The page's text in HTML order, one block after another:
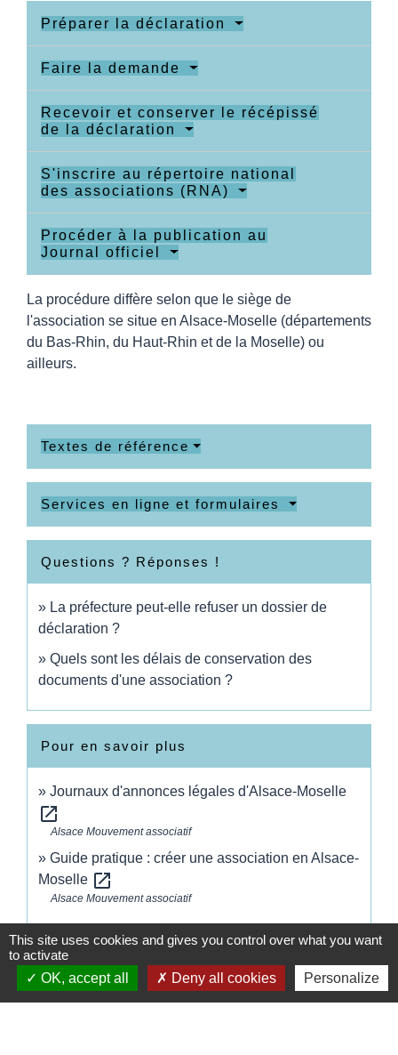
Préparer la déclaration
Faire la demande
Recevoir et conserver le récépissé
de la déclaration
S'inscrire au répertoire national
des associations (RNA)
Procéder à la publication au
Journal officiel
La procédure diffère selon que le siège de
l'association se situe en Alsace-Moselle (départements
du Bas-Rhin, du Haut-Rhin et de la Moselle) ou
ailleurs.
Textes de référence
Services en ligne et formulaires
Questions ? Réponses !
La préfecture peut-elle refuser un dossier de
déclaration ?
Quels sont les délais de conservation des
documents d'une association ?
Pour en savoir plus
Journaux d'annonces légales d'Alsace-Moselle
open_in_new
Alsace Mouvement associatif
Guide pratique : créer une association en Alsace-
Moselle open_in_new
Alsace Mouvement associatif
Signaler une erreur sur cette page
This site uses cookies and gives you control over what you want
to activate
OK, accept all
Deny all cookies Personalize